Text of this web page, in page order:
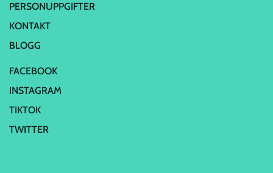
PERSONUPPGIFTER
KONTAKT
BLOGG
FACEBOOK
INSTAGRAM
TIKTOK
TWITTER